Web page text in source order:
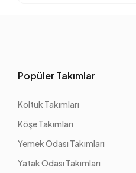
Popüler Takımlar
Koltuk Takımları
Köşe Takımları
Yemek Odası Takımları
Yatak Odası Takımları